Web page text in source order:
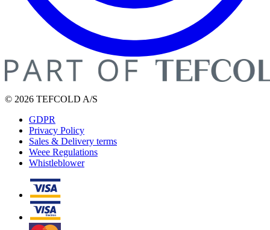
© 2026 TEFCOLD A/S
GDPR
Privacy Policy
Sales & Delivery terms
Weee Regulations
Whistleblower